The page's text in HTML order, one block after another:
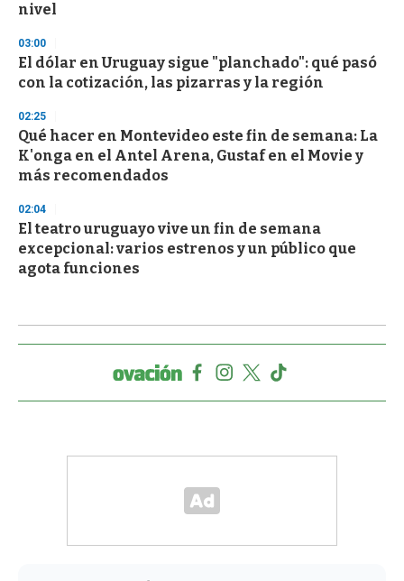
nivel
03:00
El dólar en Uruguay sigue "planchado": qué pasó
con la cotización, las pizarras y la región
02:25
Qué hacer en Montevideo este fin de semana: La
K'onga en el Antel Arena, Gustaf en el Movie y
más recomendados
02:04
El teatro uruguayo vive un fin de semana
excepcional: varios estrenos y un público que
agota funciones